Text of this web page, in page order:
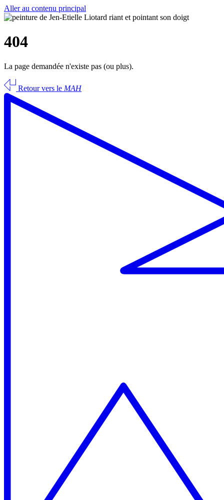
Aller au contenu principal
404
La page demandée n'existe pas (ou plus).
Retour vers le MAH